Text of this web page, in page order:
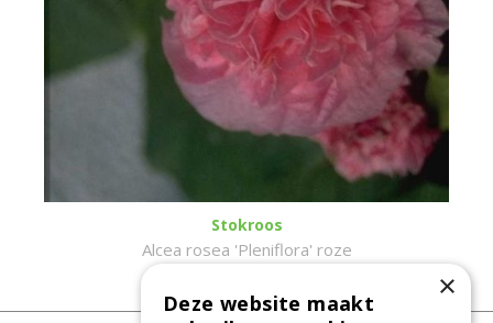
Stokroos
Alcea rosea 'Pleniflora' roze
×
Deze website maakt